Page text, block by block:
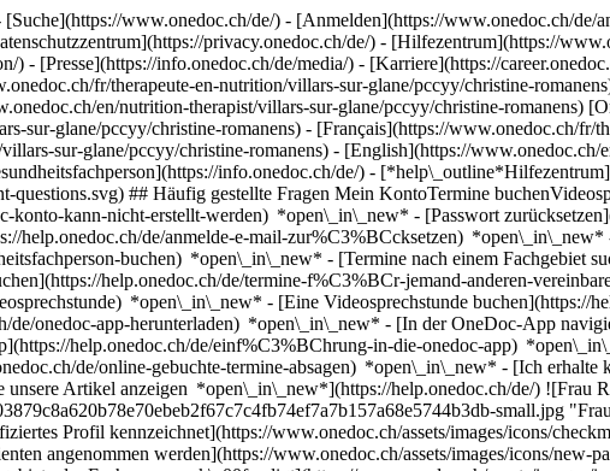
www.onedoc.ch/de/) - [Anmelden](https://www.onedoc.ch/
privacy.onedoc.ch/de/) - [Hilfezentrum](https://
) - [Presse](https://info.onedoc.ch/de/media/) - [Karriere](https://
fr/therapeute-en-nutrition/villars-sur-glane/pccyy/christine-
en/nutrition-therapist/villars-sur-glane/pccyy/christine-romanens)
sur-glane/pccyy/christine-romanens) - [Français](https://www.onedoc.ch/
sur-glane/pccyy/christine-romanens) - [English](https://
info.onedoc.ch/de/) -
questions.svg) ## Häufig gestellte Fragen Mein KontoTermine
konto-kann-nicht-erstellt-werden) *open\_in\_new* - [Passwort
help.onedoc.ch/de/anmelde-e-mail-zur%C3%BCcksetzen) *open\_in\_new*
buchen) *open\_in\_new* - [Termine nach einem Fachgebiet
help.onedoc.ch/de/termine-f%C3%BCr-jemand-anderen-
*open\_in\_new* - [Eine Videosprechstunde buchen](https://
de/onedoc-app-herunterladen) *open\_in\_new* - [In der OneDoc-App
help.onedoc.ch/de/einf%C3%BChrung-in-die-onedoc-app)
de/online-gebuchte-termine-absagen) *open\_in\_new* - [Ich erhalte
Artikel anzeigen *open\_in\_new*](https://help.onedoc.ch/de/) ![Frau
small.jpg
Profil kennzeichnet](https://www.onedoc.ch/assets/images/icons/
angenommen werden](https://www.onedoc.ch/assets/images/icons/new-